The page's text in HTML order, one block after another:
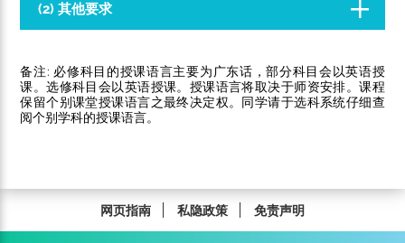
(2) 其他要求
备注: 必修科目的授课语言主要为广东话，部分科目会以英语授
课。选修科目会以英语授课。授课语言将取决于师资安排。课程
保留个别课堂授课语言之最终决定权。同学请于选科系统仔细查
阅个别学科的授课语言。
网页指南 私隐政策 免责声明